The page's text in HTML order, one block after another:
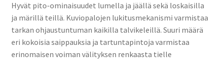
Hyvät pito-ominaisuudet lumella ja jäällä sekä loskaisilla
ja märillä teillä. Kuviopalojen lukitusmekanismi varmistaa
tarkan ohjaustuntuman kaikilla talvikeleillä. Suuri määrä
eri kokoisia saippauksia ja tartuntapintoja varmistaa
erinomaisen voiman välityksen renkaasta tielle